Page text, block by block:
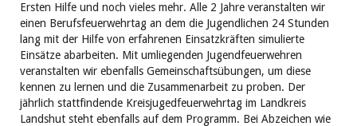
Ersten Hilfe und noch vieles mehr. Alle 2 Jahre veranstalten wir
einen Berufsfeuerwehrtag an dem die Jugendlichen 24 Stunden
lang mit der Hilfe von erfahrenen Einsatzkräften simulierte
Einsätze abarbeiten. Mit umliegenden Jugendfeuerwehren
veranstalten wir ebenfalls Gemeinschaftsübungen, um diese
kennen zu lernen und die Zusammenarbeit zu proben. Der
jährlich stattfindende Kreisjugedfeuerwehrtag im Landkreis
Landshut steht ebenfalls auf dem Programm. Bei Abzeichen wie